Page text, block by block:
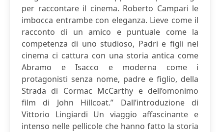
per raccontare il cinema. Roberto Campari le
imbocca entrambe con eleganza. Lieve come il
racconto di un amico e puntuale come la
competenza di uno studioso, Padri e figli nel
cinema ci cattura con una storia antica come
Abramo e Isacco e moderna come i
protagonisti senza nome, padre e figlio, della
Strada di Cormac McCarthy e dell’omonimo
film di John Hillcoat.” Dall’introduzione di
Vittorio Lingiardi Un viaggio affascinante e
intenso nelle pellicole che hanno fatto la storia